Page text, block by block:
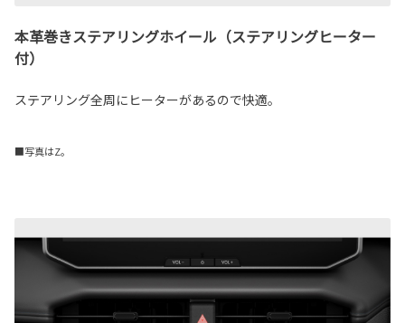
本革巻きステアリングホイール（ステアリングヒーター
付）
ステアリング全周にヒーターがあるので快適。
■写真はZ。